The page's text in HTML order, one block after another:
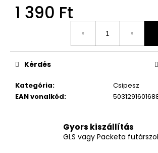
1 390 Ft
Kategória:
Csipesz
EAN vonalkód:
Kérdés
Gyors kiszállítás
GLS vagy Packeta